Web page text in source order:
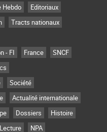
Hebdo
Editoriaux
Tracts nationaux
- FI France
SNCF
Société
Actualité internationale
Dossiers
Histoire
NPA